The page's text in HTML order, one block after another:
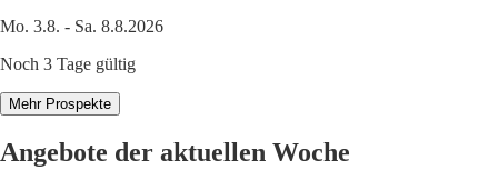
Mo. 3.8. - Sa. 8.8.2026
Noch 3 Tage gültig
Mehr Prospekte
Angebote der aktuellen Woche